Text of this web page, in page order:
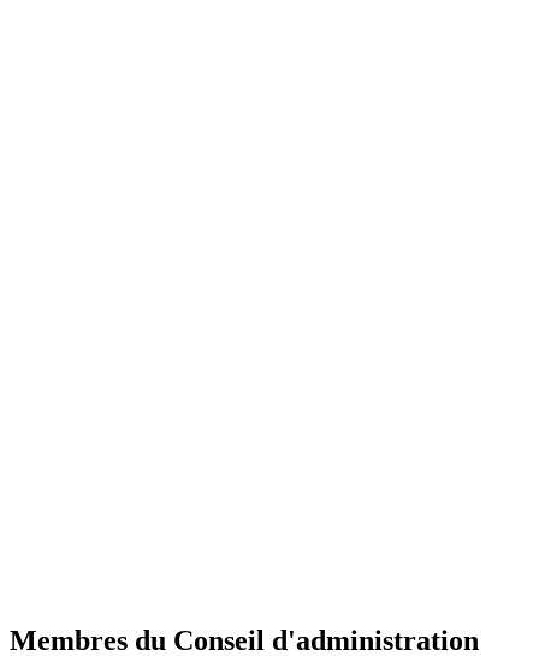
Membres du Conseil d'administration